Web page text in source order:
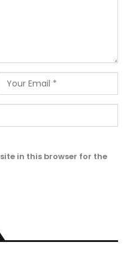
in this browser for the